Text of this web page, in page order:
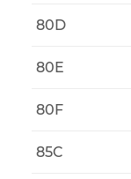
80D
80E
80F
85C